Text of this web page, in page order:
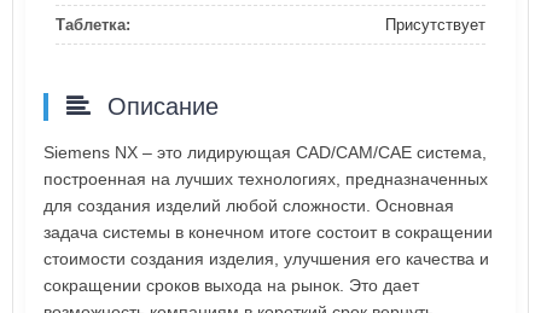
Таблетка: Присутствует
Описание
Siemens NX – это лидирующая CAD/CAM/CAE система,
построенная на лучших технологиях, предназначенных
для создания изделий любой сложности. Основная
задача системы в конечном итоге состоит в сокращении
стоимости создания изделия, улучшения его качества и
сокращении сроков выхода на рынок. Это дает